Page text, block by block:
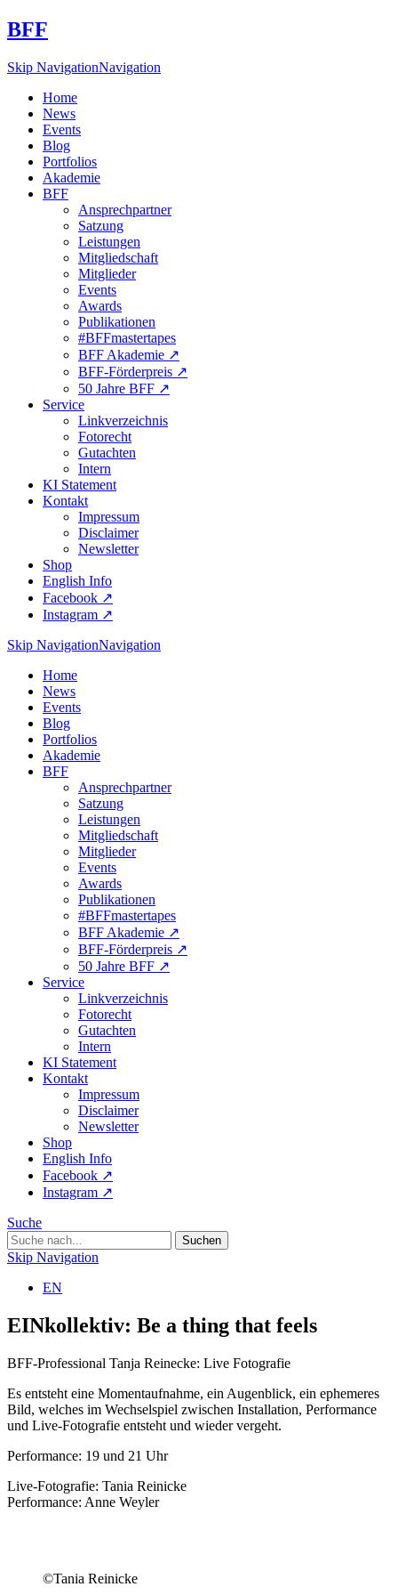
BFF
Skip NavigationNavigation
Home
News
Events
Blog
Portfolios
Akademie
BFF
Ansprechpartner
Satzung
Leistungen
Mitgliedschaft
Mitglieder
Events
Awards
Publikationen
#BFFmastertapes
BFF Akademie ↗︎
BFF-Förderpreis ↗︎
50 Jahre BFF ↗︎
Service
Linkverzeichnis
Fotorecht
Gutachten
Intern
KI Statement
Kontakt
Impressum
Disclaimer
Newsletter
Shop
English Info
Facebook ↗︎
Instagram ↗︎
Skip NavigationNavigation
Home
News
Events
Blog
Portfolios
Akademie
BFF
Ansprechpartner
Satzung
Leistungen
Mitgliedschaft
Mitglieder
Events
Awards
Publikationen
#BFFmastertapes
BFF Akademie ↗︎
BFF-Förderpreis ↗︎
50 Jahre BFF ↗︎
Service
Linkverzeichnis
Fotorecht
Gutachten
Intern
KI Statement
Kontakt
Impressum
Disclaimer
Newsletter
Shop
English Info
Facebook ↗︎
Instagram ↗︎
Suche
Skip Navigation
EN
EINkollektiv: Be a thing that feels
BFF-Professional Tanja Reinecke: Live Fotografie
Es entsteht eine Momentaufnahme, ein Augenblick, ein ephemeres
Bild, welches im Wechselspiel zwischen Installation, Performance
und Live-Fotografie entsteht und wieder vergeht.
Performance: 19 und 21 Uhr
Live-Fotografie: Tania Reinicke
Performance: Anne Weyler
©Tania Reinicke